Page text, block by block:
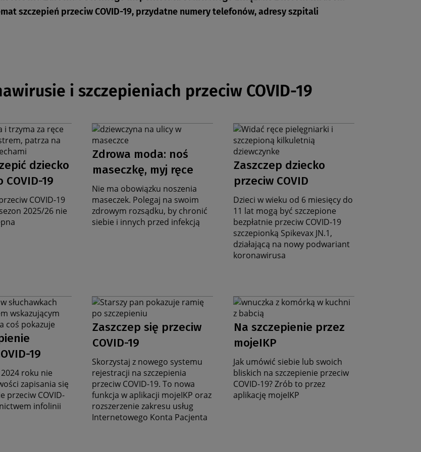
szczepień przeciw COVID-19, przydatne numery telefonów, adresy szpitali
i szczepieniach przeciw COVID-19
dziecko
19
COVID-19
2025/26 nie
Zdrowa moda: noś
maseczkę, myj ręce
Nie ma obowiązku noszenia
maseczek. Polegaj na swoim
zdrowym rozsądku, by chronić
siebie i innych przed infekcją
Data
aktualności
Grafika
na
stronę
zbiorczą
Zaszczep dziecko
przeciw COVID
Dzieci w wieku od 6 miesięcy do
11 lat mogą być szczepione
bezpłatnie przeciw COVID-19
szczepionką Spikevax JN.1,
działającą na nowy podwariant
koronawirusa
Data
aktualności
Grafika
na
stronę
zbiorczą
19
roku nie
zapisania się
przeciw COVID-
infolinii
Zaszczep się przeciw
COVID-19
Skorzystaj z nowego systemu
rejestracji na szczepienia
przeciw COVID-19. To nowa
funkcja w aplikacji mojeIKP oraz
rozszerzenie zakresu usług
Internetowego Konta Pacjenta
Data
aktualności
Grafika
na
stronę
zbiorczą
Na szczepienie przez
mojeIKP
Jak umówić siebie lub swoich
bliskich na szczepienie przeciw
COVID-19? Zrób to przez
aplikację mojeIKP
Data
aktualności
Grafika
na
stronę
zbiorczą